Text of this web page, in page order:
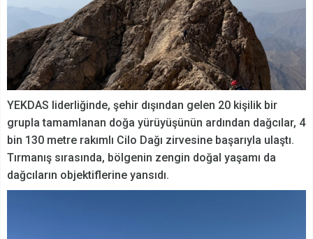
YEKDAS liderliğinde, şehir dışından gelen 20 kişilik bir
grupla tamamlanan doğa yürüyüşünün ardından dağcılar, 4
bin 130 metre rakımlı Cilo Dağı zirvesine başarıyla ulaştı.
Tırmanış sırasında, bölgenin zengin doğal yaşamı da
dağcıların objektiflerine yansıdı.